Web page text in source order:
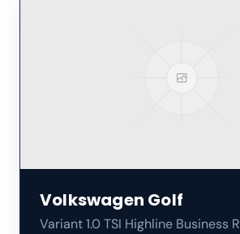
Volkswagen Golf
Variant 1.0 TSI Highline Business R